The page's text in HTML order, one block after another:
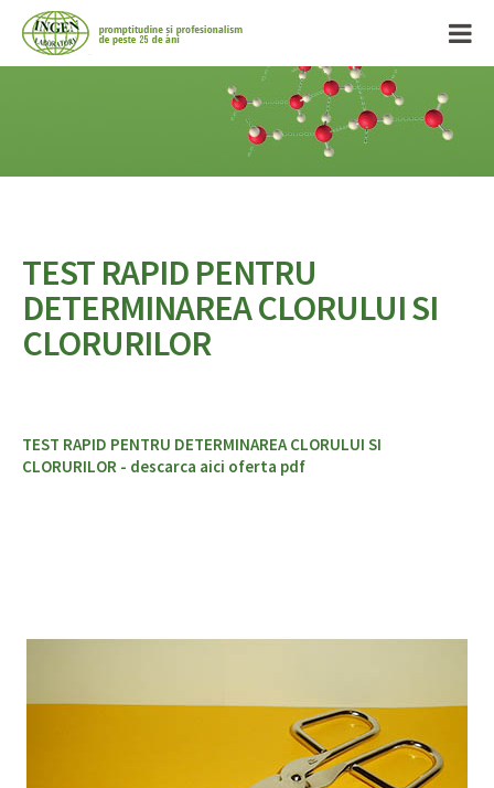
TEST RAPID PENTRU
DETERMINAREA CLORULUI SI
CLORURILOR
TEST RAPID PENTRU DETERMINAREA CLORULUI SI
CLORURILOR - descarca aici oferta pdf